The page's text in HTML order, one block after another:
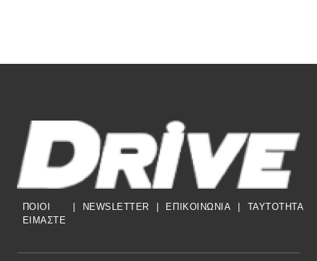
ΠΟΙΟΙ
ΕΙΜΑΣΤΕ
NEWSLETTER ΕΠΙΚΟΙΝΩΝΙΑ TAYTOTHTA